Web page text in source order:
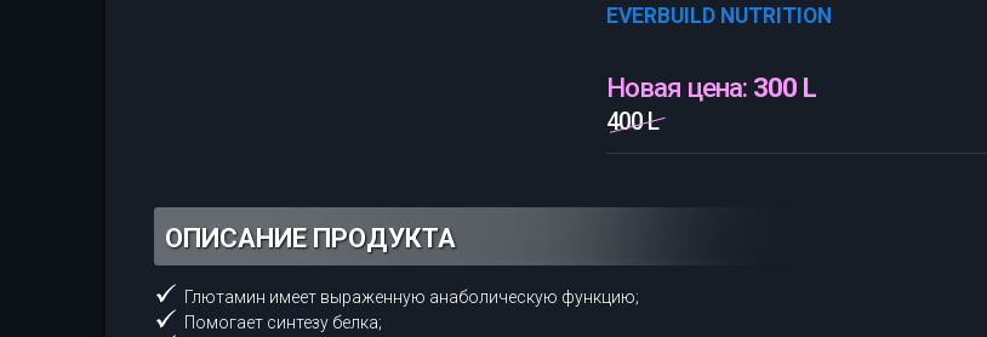
EVERBUILD NUTRITION
Новая цена: 300 L
400 L
ОПИСАНИЕ ПРОДУКТА
Глютамин имеет выраженную анаболическую функцию;
Помогает синтезу белка;